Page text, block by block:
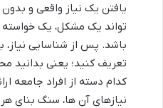
یافتن یک نیاز واقعی و
تواند یک مشکل، یک
باشد. پس از شناسایی نیاز،
تعریف کنید؛ یعنی بدانید
کدام دسته از افراد جامعه
نیازهای آن ها، سنگ بنای